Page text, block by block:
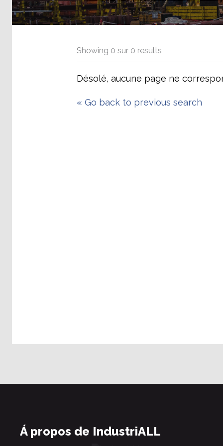
Showing 0sur 0 results
Désolé, aucune page ne
«Go back to previous search
Á propos de IndustriALL